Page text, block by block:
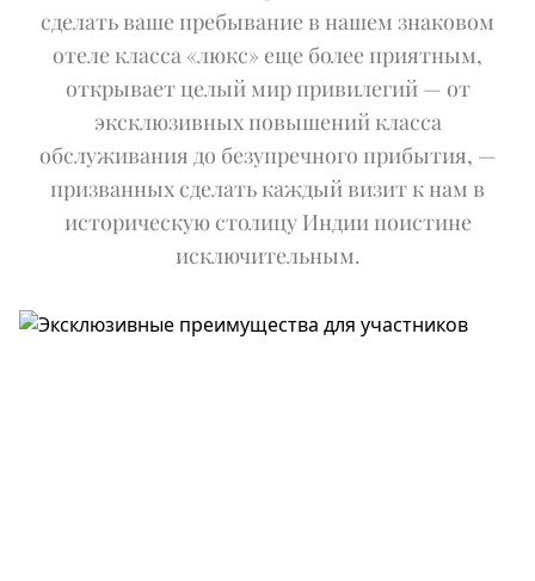
ВОЗМОЖНОСТЯМИ
ФИТНЕС
САЛОН IMPERIAL
ЭКСКУРСИЯ ПО ГОРОДУ
АВТОПАРК IMPERIAL
ВДАЛИ ОТ ПРОТОРЕННЫХ ПУТЕЙ
ПРЕДСТОЯЩИЕ СОБЫТИЯ
Expand
ЗИМНИЕ ПРЕДЛОЖЕНИЯ
ENDEFR JARUPTES
сделать ваше пребывание в нашем знаковом
отеле класса «люкс» еще более приятным,
открывает целый мир привилегий — от
эксклюзивных повышений класса
обслуживания до безупречного прибытия, —
призванных сделать каждый визит к нам в
историческую столицу Индии поистине
исключительным.